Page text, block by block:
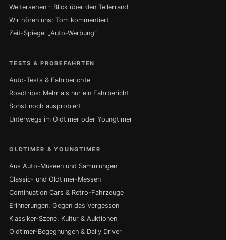
Weitersehen – Blick über den Tellerrand
Wir hören uns: Tom kommentiert
Zeit-Spiegel „Auto-Werbung“
TESTS & PROBEFAHRTEN
Auto-Tests & Fahrberichte
Roadtrips: Mehr als nur ein Fahrbericht
Sonst noch ausprobiert
Unterwegs im Oldtimer oder Youngtimer
OLDTIMER & YOUNGTIMER
Aus Auto-Museen und Sammlungen
Classic- und Oldtimer-Messen
Continuation Cars & Retro-Fahrzeuge
Erinnerungen: Gegen das Vergessen
Klassiker-Szene, Kultur & Auktionen
Oldtimer-Begegnungen & Daily Driver